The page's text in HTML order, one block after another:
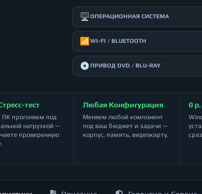
🖥️ ОПЕРАЦИОННАЯ СИСТЕМА
📶 WI-FI / BLUETOOTH
💿 ПРИВОД DVD / BLU-RAY
тест
прогоняем под
нагрузкой —
проверенную
Любая Конфигурация
Меняем любой компонент
под ваш бюджет и задачи —
корпус, память, видеокарту.
0